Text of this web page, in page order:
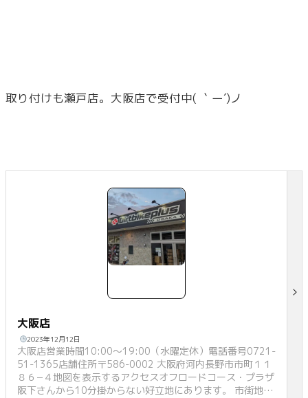
取り付けも瀬戸店。大阪店で受付中( ｀ー´)ノ
大阪店
2023年12月12日
大阪店営業時間10:00～19:00（水曜定休）電話番号0721-
51-1365店舗住所〒586-0002 大阪府河内長野市市町１１
８６−４地図を表示するアクセスオフロードコース・プラザ
阪下さんから10分掛からない好立地にあります。 市街地で